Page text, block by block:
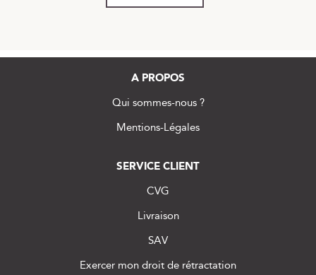
A PROPOS
Qui sommes-nous ?
Mentions-Légales
SERVICE CLIENT
CVG
Livraison
SAV
Exercer mon droit de rétractation